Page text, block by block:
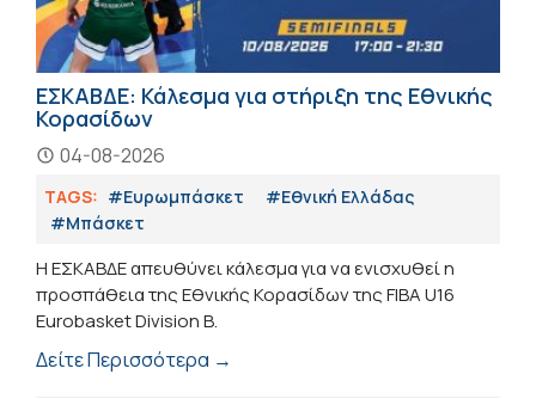
ΕΣΚΑΒΔΕ: Κάλεσμα για στήριξη της Εθνικής
Κορασίδων
04-08-2026
TAGS: #Ευρωμπάσκετ
#Εθνική Ελλάδας
#Μπάσκετ
Η ΕΣΚΑΒΔΕ απευθύνει κάλεσμα για να ενισχυθεί η
προσπάθεια της Εθνικής Κορασίδων της FIBA U16
Eurobasket Division B.
Δείτε Περισσότερα →